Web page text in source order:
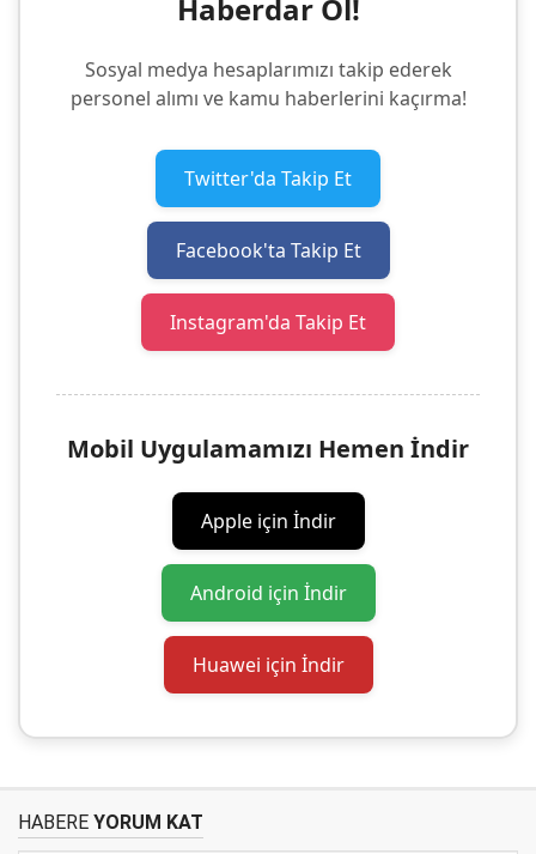
Haberdar Ol!
Sosyal medya hesaplarımızı takip ederek
personel alımı ve kamu haberlerini kaçırma!
Twitter'da Takip Et
Facebook'ta Takip Et
Instagram'da Takip Et
Mobil Uygulamamızı Hemen İndir
Apple için İndir
Android için İndir
Huawei için İndir
HABERE YORUM KAT